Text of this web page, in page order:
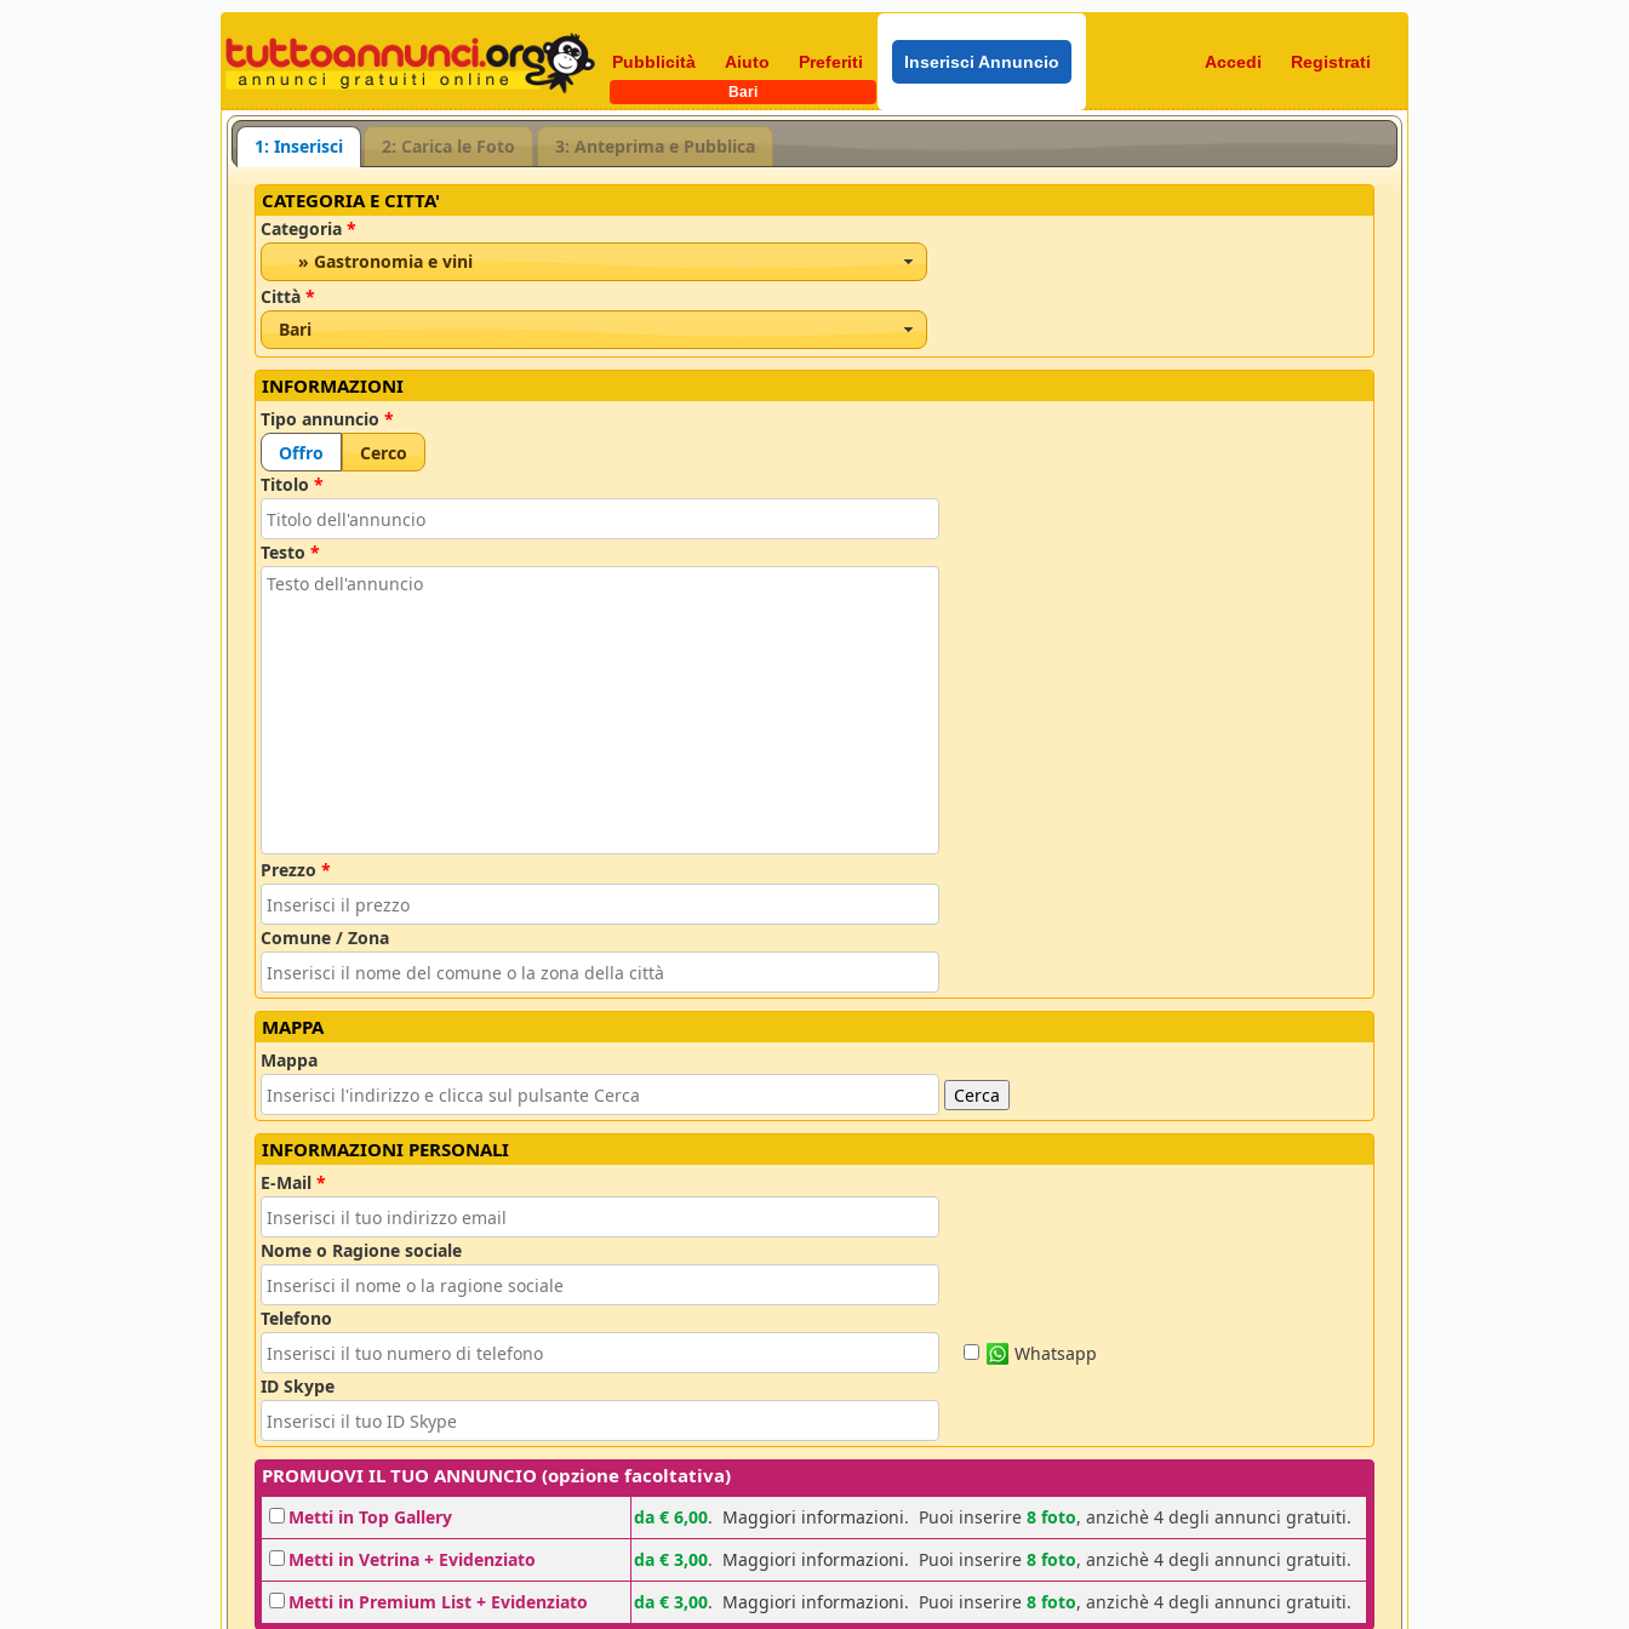
Pubblicità Aiuto Preferiti Inserisci Annuncio Accedi Registrati
Bari
1: Inserisci 2: Carica le Foto 3: Anteprima e Pubblica
CATEGORIA E CITTA'
Categoria*
» Gastronomia e vini
Città*
Bari
INFORMAZIONI
Tipo annuncio*
Offro
Cerco
Titolo*
Testo*
Prezzo*
Comune / Zona
MAPPA
Mappa
INFORMAZIONI PERSONALI
E-Mail*
Nome o Ragione sociale
Telefono
Whatsapp
ID Skype
PROMUOVI IL TUO ANNUNCIO (opzione facoltativa)
Metti in Top Gallery da € 6,00. Maggiori informazioni. Puoi inserire8 foto, anzichè 4 degli annunci gratuiti.
Metti in Vetrina + Evidenziato
da € 3,00. Maggiori informazioni. Puoi inserire8 foto, anzichè 4 degli annunci gratuiti.
Metti in Premium List + Evidenziato
da € 3,00. Maggiori informazioni. Puoi inserire8 foto, anzichè 4 degli annunci gratuiti.